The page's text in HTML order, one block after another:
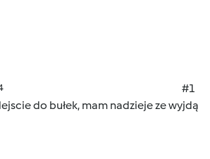
#1
do bułek, mam nadzieje ze wyjdą